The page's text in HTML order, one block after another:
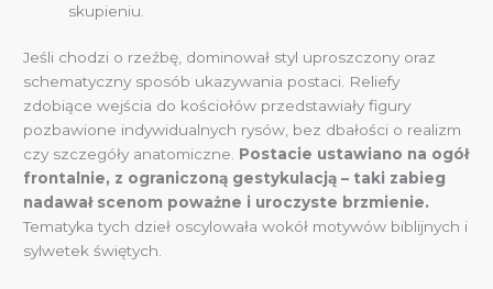
skupieniu.
Jeśli chodzi o rzeźbę, dominował styl uproszczony oraz
schematyczny sposób ukazywania postaci. Reliefy
zdobiące wejścia do kościołów przedstawiały figury
pozbawione indywidualnych rysów, bez dbałości o realizm
czy szczegóły anatomiczne. Postacie ustawiano na ogół
frontalnie, z ograniczoną gestykulacją – taki zabieg
nadawał scenom poważne i uroczyste brzmienie.
Tematyka tych dzieł oscylowała wokół motywów biblijnych i
sylwetek świętych.